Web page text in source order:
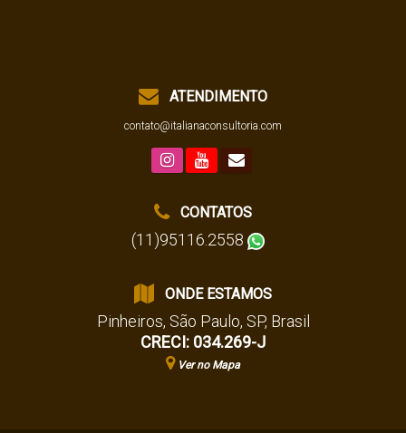
ATENDIMENTO
contato@italianaconsultoria.com
CONTATOS
(11)95116.2558
ONDE ESTAMOS
Pinheiros, São Paulo, SP, Brasil
CRECI: 034.269-J
Ver no Mapa